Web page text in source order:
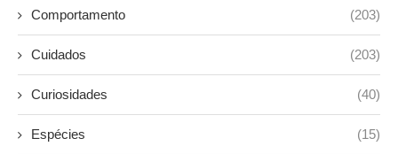
Comportamento (203)
Cuidados (203)
Curiosidades (40)
Espécies (15)